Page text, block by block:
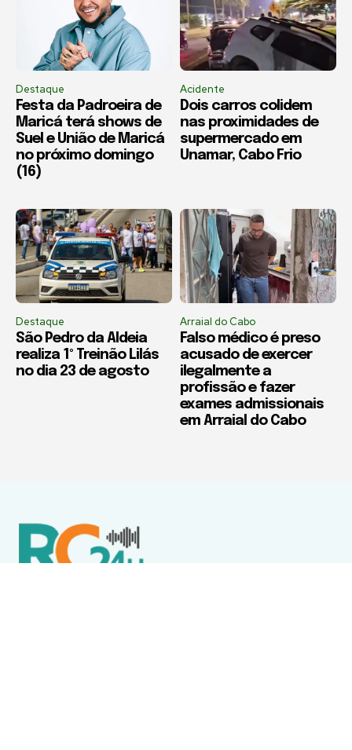
Destaque
Festa da Padroeira de
Maricá terá shows de
Suel e União de Maricá
no próximo domingo
(16)
Acidente
Dois carros colidem
nas proximidades de
supermercado em
Unamar, Cabo Frio
Destaque
São Pedro da Aldeia
realiza 1º Treinão Lilás
no dia 23 de agosto
Arraial do Cabo
Falso médico é preso
acusado de exercer
ilegalmente a
profissão e fazer
exames admissionais
em Arraial do Cabo